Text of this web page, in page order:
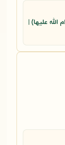
علیها) |